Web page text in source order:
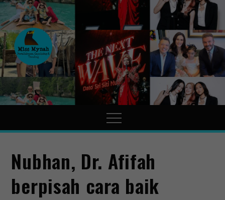
MissMynah
Portal Hiburan, Gaya Hidup
& Trending
Nubhan, Dr. Afifah
berpisah cara baik